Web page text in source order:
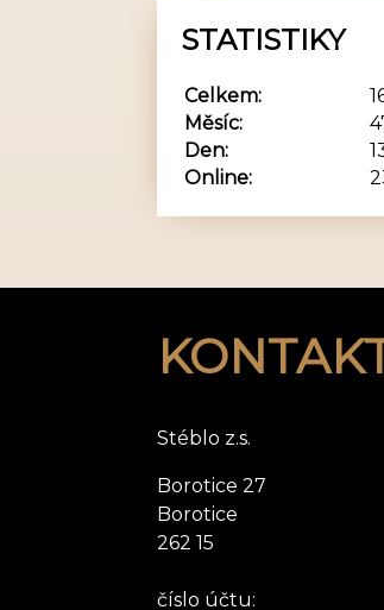
STATISTIKY
Online:
Celkem:
Měsíc:
Den:
Stéblo z.s.
Borotice 27
Borotice
262 15
číslo účtu: